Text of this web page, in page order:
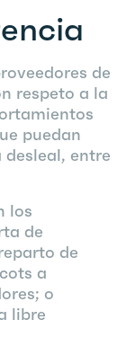
de
respeto a la
puedan
entre
los
de
de
a
o
libre